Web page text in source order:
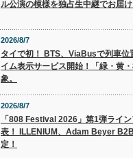
ル公演の模様を独占生中継でお届け
2026/8/7
タイで初！ BTS、ViaBusで列車位
イム表示サービス開始！「緑・黄
象。
2026/8/7
「808 Festival 2026」第1弾ライ
表！ ILLENIUM、Adam Beyer
定！